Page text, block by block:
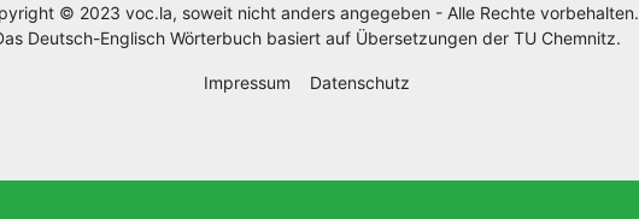
© 2023 voc.la, soweit nicht anders angegeben - Alle Rechte vorbehalten.
Deutsch-Englisch Wörterbuch basiert auf Übersetzungen der TU Chemnitz.
Impressum Datenschutz